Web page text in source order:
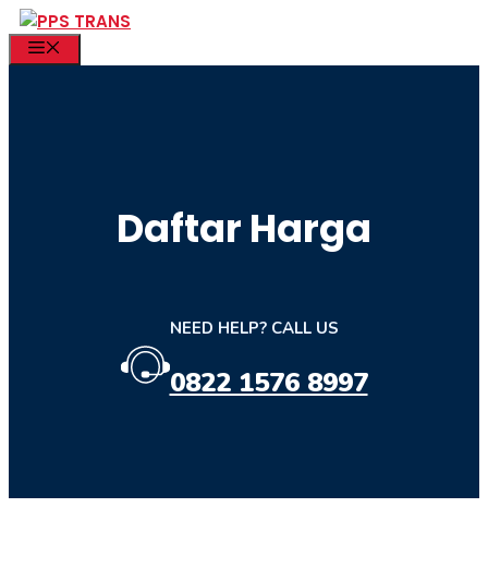
Skip
to
content
Daftar Harga
NEED HELP? CALL US
0822 1576 8997